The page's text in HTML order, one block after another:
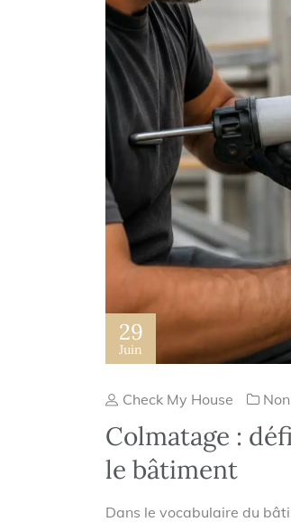
29
Juin
Check My House
Colmatage :
le bâtiment
Dans le vocabulaire du